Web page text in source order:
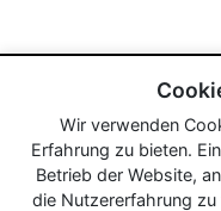
Wir verwenden
Erfahrung zu bieten.
Betrieb der Website,
die Nutzererfahrung